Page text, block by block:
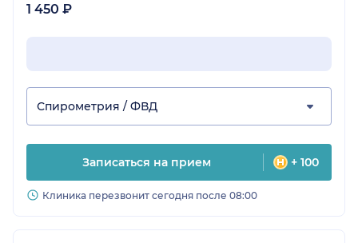
1 450 ₽
Спирометрия / ФВД
Записаться на прием + 100
Клиника перезвонит сегодня после 08:00